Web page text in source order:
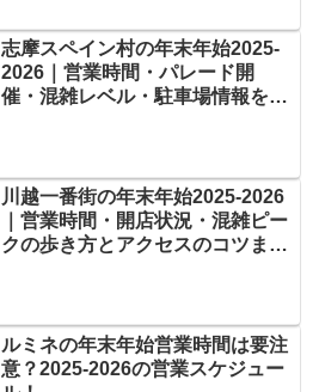
志摩スペイン村の年末年始2025-
2026｜営業時間・パレード開
催・混雑レベル・駐車場情報を完
川越一番街の年末年始2025-2026
｜営業時間・開店状況・混雑ピー
クの歩き方とアクセスのコツまと
ルミネの年末年始営業時間は要注
意？2025-2026の営業スケジュー